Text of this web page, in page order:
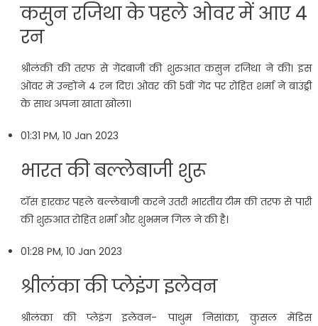
कसुन रजिथा के पहले ओवर में आए 4
रन
श्रीलंकी की तरफ से गेंदबाजी की शुरुआत कसुन रजिथा ने की। इस
ओवर में उन्होंने 4 रन दिए। ओवर की 5वीं गेंद पर रोहित शर्मा ने बाउंड्री
के साथ अपना खाता खोला।
01:31 PM, 10 Jan 2023
भारत की बल्लेबाजी शुरू
टॉस हारकर पहले बल्लेबाजी करने उतरी भारतीय टीम की तरफ से पारी
की शुरुआत रोहित शर्मा और शुभमन गिल ने की है।
01:28 PM, 10 Jan 2023
श्रीलंका की प्लेइंग इलेवन
श्रीलंका की प्लेइंग इलेवन- पाथुम निसांका, कुसल मेंडिस